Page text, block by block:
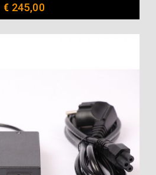
€ 245,00